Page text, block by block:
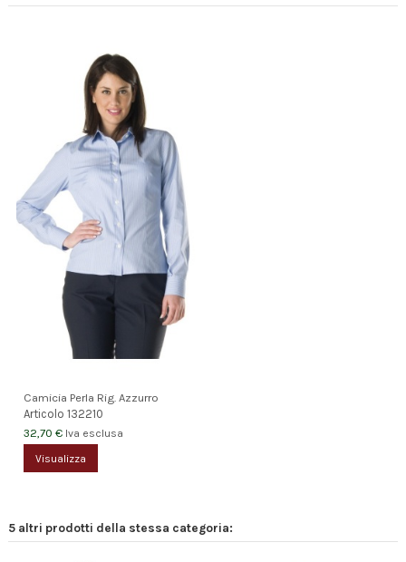
Camicia Perla Rig. Azzurro
Articolo132210
32,70 € Iva esclusa
Visualizza
5 altri prodotti della stessa categoria: